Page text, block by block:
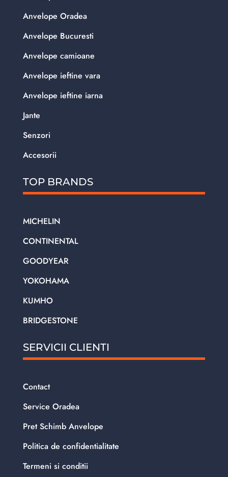
Anvelope Oradea
Anvelope Bucuresti
Anvelope camioane
Anvelope ieftine vara
Anvelope ieftine iarna
Jante
Senzori
Accesorii
TOP BRANDS
MICHELIN
CONTINENTAL
GOODYEAR
YOKOHAMA
KUMHO
BRIDGESTONE
SERVICII CLIENTI
Contact
Service Oradea
Pret Schimb Anvelope
Politica de confidentialitate
Termeni si conditii